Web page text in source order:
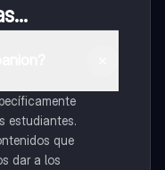
estudiantes.
que
dar a los